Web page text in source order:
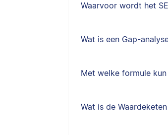
Waarvoor wordt het
Wat is een Gap-
Met welke formule
Wat is de